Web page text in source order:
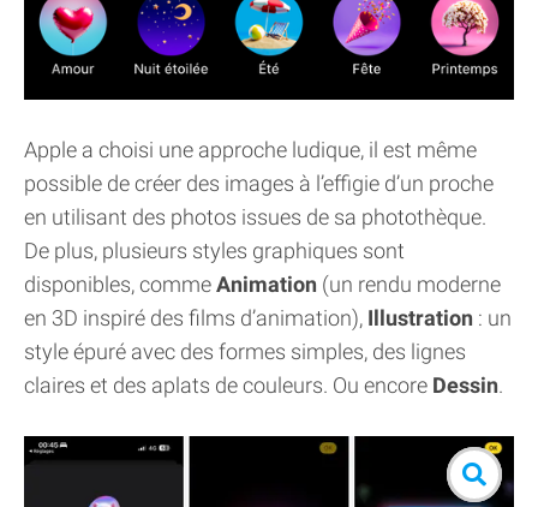
Apple a choisi une approche ludique, il est même
possible de créer des images à l’effigie d’un proche
en utilisant des photos issues de sa photothèque.
De plus, plusieurs styles graphiques sont
disponibles, commeAnimation (un rendu moderne
en 3D inspiré des films d’animation), Illustration : un
style épuré avec des formes simples, des lignes
claires et des aplats de couleurs. Ou encore Dessin.